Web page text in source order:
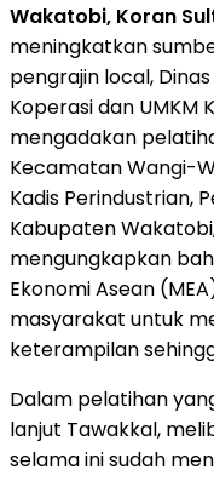
Wakatobi, Koran
meningkatkan
pengrajin local,
Koperasi dan
mengadakan
Kecamatan Wangi-
Kadis Perindustrian,
Kabupaten
mengungkapkan
Ekonomi Asean
masyarakat untuk
keterampilan
Dalam pelatihan
lanjut Tawakkal,
selama ini sudah